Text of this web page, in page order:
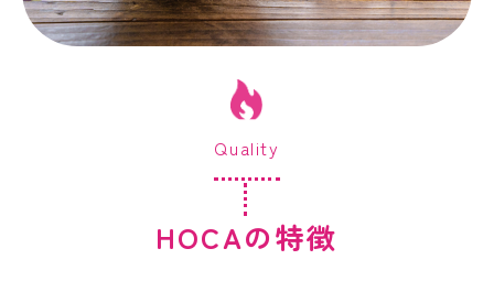
Quality
HOCAの特徴